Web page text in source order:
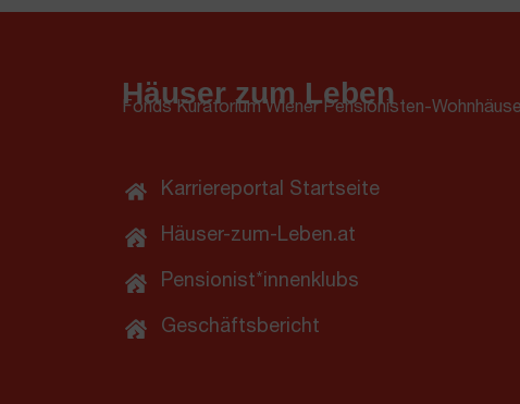
Häuser zum Leben
Fonds Kuratorium Wiener Pensionisten-
Karriereportal Startseite
Häuser-zum-Leben.at
Pensionist*innenklubs
Geschäftsbericht